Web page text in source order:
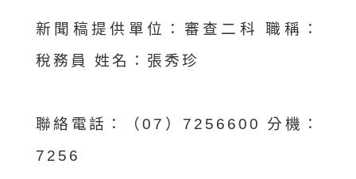
新聞稿提供單位：審查二科 職稱：
稅務員 姓名：張秀珍
聯絡電話：（07）7256600 分機：
7256